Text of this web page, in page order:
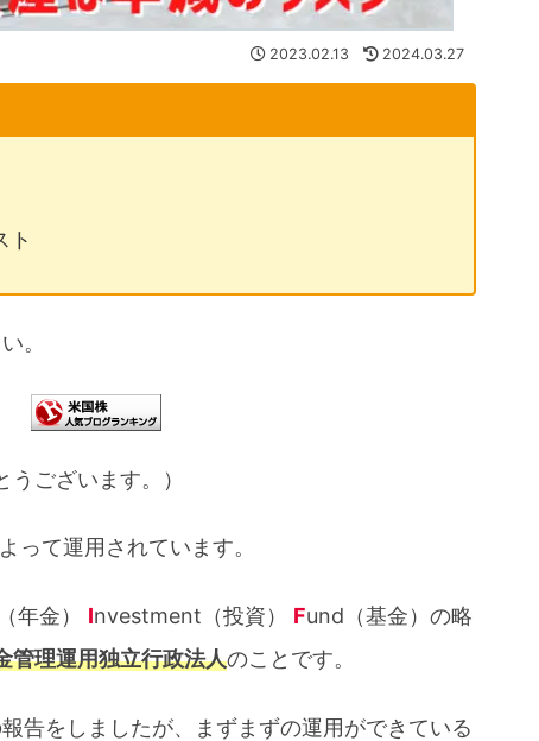
2023.02.13 2024.03.27
ト
。
ございます。）
って運用されています。
年金） Investment（投資） Fund（基金）の略
管理運用独立行政法人のことです。
告をしましたが、まずまずの運用ができている